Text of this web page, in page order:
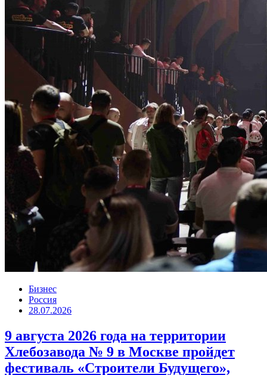
Бизнес
Россия
28.07.2026
9 августа 2026 года на территории
Хлебозавода № 9 в Москве пройдет
фестиваль «Строители Будущего»,